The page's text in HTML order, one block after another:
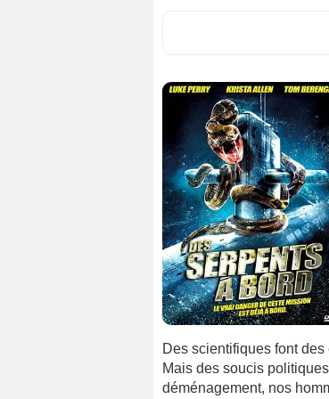
Des scientifiques font
Mais des soucis
déménagement, nos